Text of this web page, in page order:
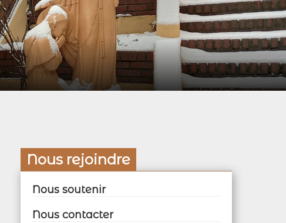
Nous rejoindre
Nous soutenir
Nous contacter